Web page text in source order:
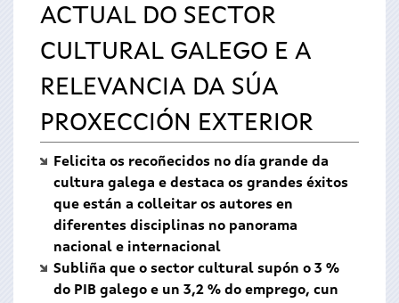
ACTUAL DO SECTOR
CULTURAL GALEGO E A
RELEVANCIA DA SÚA
PROXECCIÓN EXTERIOR
Felicita os recoñecidos no día grande da
cultura galega e destaca os grandes éxitos
que están a colleitar os autores en
diferentes disciplinas no panorama
nacional e internacional
Subliña que o sector cultural supón o 3 %
do PIB galego e un 3,2 % do emprego, cun